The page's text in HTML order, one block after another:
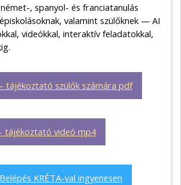
, spanyol- és franciatanulás
valamint szülőknek — AI
videókkal, interaktív feladatokkal,
tájékoztató szülők számára pdf
tájékoztató videó mp4
KRÉTA-val ingyenesen